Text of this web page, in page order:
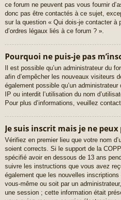
ce forum ne peuvent pas vous fournir
donc pas être contactés à ce sujet,
sur la question « Qui dois-je contacter à
d’ordres légaux liés à ce forum ? ».
Pourquoi ne puis-je pas
Il est possible qu’un administrateur du
afin d’empêcher les nouveaux visiteurs
également possible qu’un
IP ou interdit l’utilisation du nom
Pour plus d’informations, veuillez
Je suis inscrit mais je ne
Vérifiez en premier lieu que votre nom
soient corrects. Si le support de la
spécifié avoir en dessous de 13 ans
suivre les instructions que vous avez
également que les nouvelles
vous-même ou soit par un
une session ; cette information était